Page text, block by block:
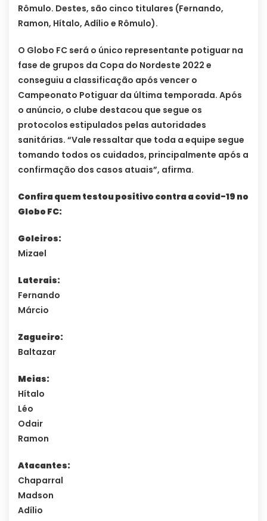
Rômulo. Destes, são cinco titulares (Fernando,
Ramon, Hítalo, Adílio e Rômulo).
O Globo FC será o único representante potiguar na
fase de grupos da Copa do Nordeste 2022 e
conseguiu a classificação após vencer o
Campeonato Potiguar da última temporada. Após
o anúncio, o clube destacou que segue os
protocolos estipulados pelas autoridades
sanitárias. “Vale ressaltar que toda a equipe segue
tomando todos os cuidados, principalmente após a
confirmação dos casos atuais”, afirma.
Confira quem testou positivo contra a covid-19 no
Globo FC:
Goleiros:
Mizael
Laterais:
Fernando
Márcio
Zagueiro:
Baltazar
Meias:
Hítalo
Léo
Odair
Ramon
Atacantes:
Chaparral
Madson
Adílio